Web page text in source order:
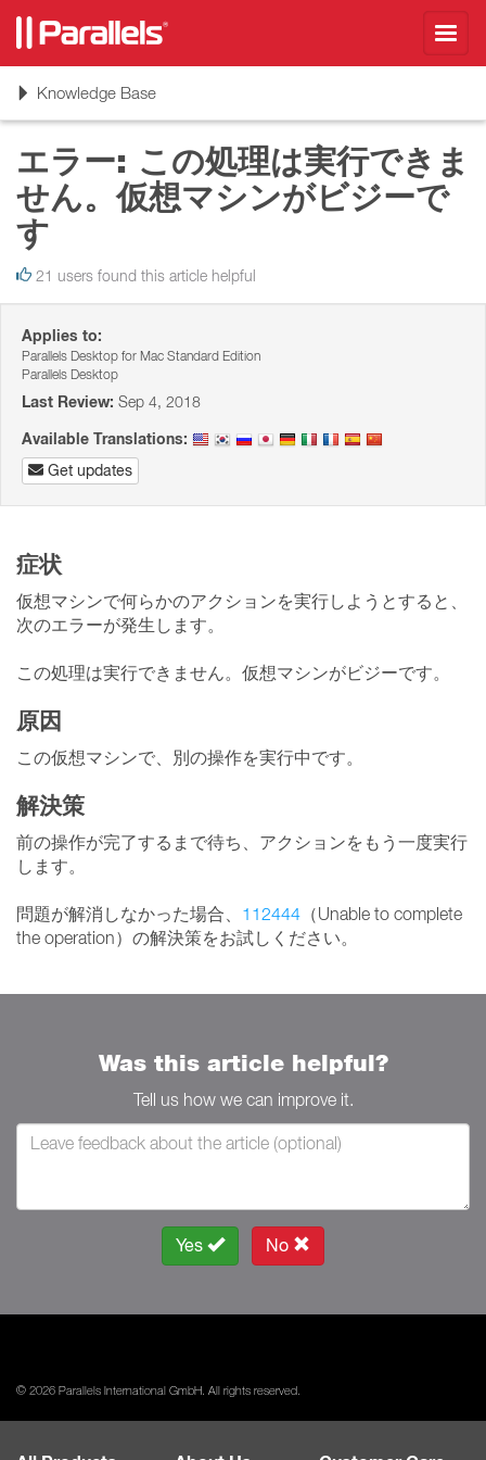
ToggleKnowledge Base
エラー: この処理は実行できま
せん。仮想マシンがビジーで
す
21 users found this article helpful
Applies to:
Parallels Desktop for Mac Standard Edition
Parallels Desktop
Last Review: Sep 4, 2018
Available Translations:
Get updates
症状
仮想マシンで何らかのアクションを実行しようとすると、
次のエラーが発生します。
この処理は実行できません。仮想マシンがビジーです。
原因
この仮想マシンで、別の操作を実行中です。
解決策
前の操作が完了するまで待ち、アクションをもう一度実行
します。
問題が解消しなかった場合、 112444 （Unable to complete
the operation）の解決策をお試しください。
Was this article helpful?
Tell us how we can improve it.
Yes No
© 2026 Parallels International GmbH. All rights reserved.